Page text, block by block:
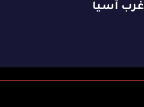
غرب آسيا